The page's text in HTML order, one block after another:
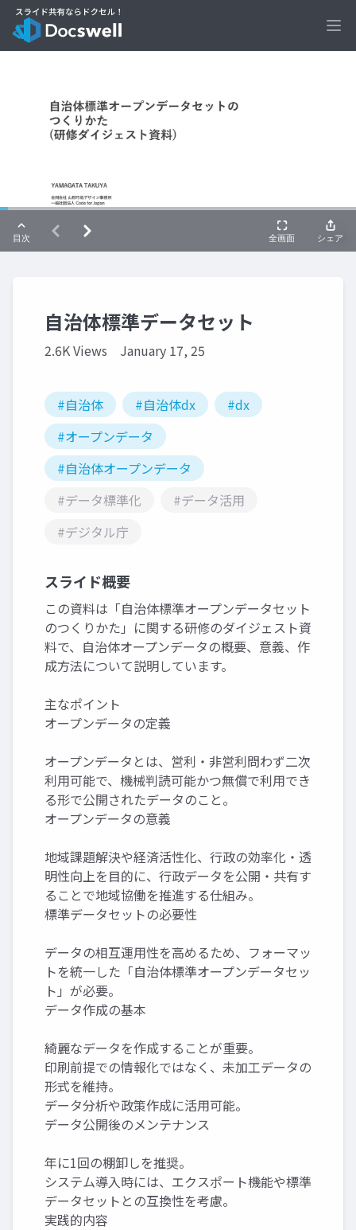
自治体標準データセット
2.6K Views January 17, 25
#自治体 #自治体dx
#dx
#オープンデータ
#自治体オープンデータ
#データ標準化
#データ活用
#デジタル庁
スライド概要
この資料は「自治体標準オープンデータセット
のつくりかた」に関する研修のダイジェスト資
料で、自治体オープンデータの概要、意義、作
成方法について説明しています。
主なポイント
オープンデータの定義
オープンデータとは、営利・非営利問わず二次
利用可能で、機械判読可能かつ無償で利用でき
る形で公開されたデータのこと。
オープンデータの意義
地域課題解決や経済活性化、行政の効率化・透
明性向上を目的に、行政データを公開・共有す
ることで地域協働を推進する仕組み。
標準データセットの必要性
データの相互運用性を高めるため、フォーマッ
トを統一した「自治体標準オープンデータセッ
ト」が必要。
データ作成の基本
綺麗なデータを作成することが重要。
印刷前提での情報化ではなく、未加工データの
形式を維持。
データ分析や政策作成に活用可能。
データ公開後のメンテナンス
年に1回の棚卸しを推奨。
システム導入時には、エクスポート機能や標準
データセットとの互換性を考慮。
実践的内容